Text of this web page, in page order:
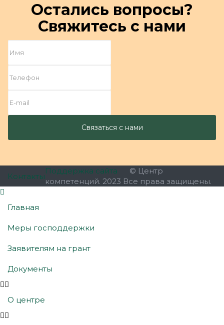
Остались вопросы?
Свяжитесь с нами
Поддержка сайта
© Центр
компетенций. 2023 Все права защищены.
Контакты
Главная
Меры господдержки
Заявителям на грант
Документы
О центре